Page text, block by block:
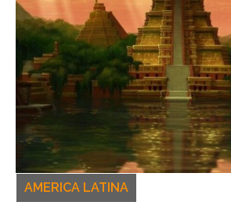
AMERICA LATINA